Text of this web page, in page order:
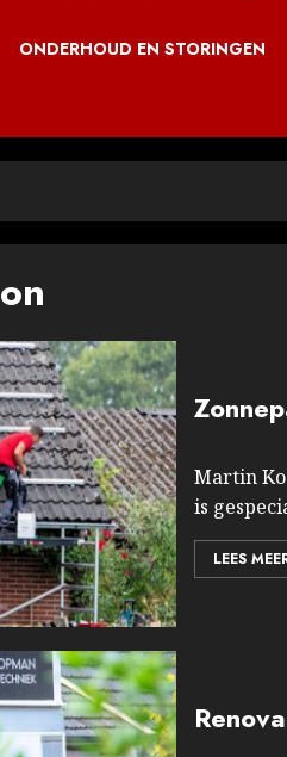
ONDERHOUD EN STORINGEN
Martin
is
LEES